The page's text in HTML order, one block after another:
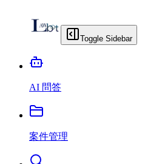
Toggle Sidebar
AI 問答
案件管理